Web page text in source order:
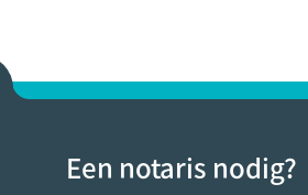
Een notaris nodig?